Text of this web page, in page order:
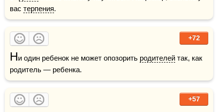
вас терпения.
+72
Ни один ребенок не может опозорить родителей так, как
родитель — ребенка.
+57